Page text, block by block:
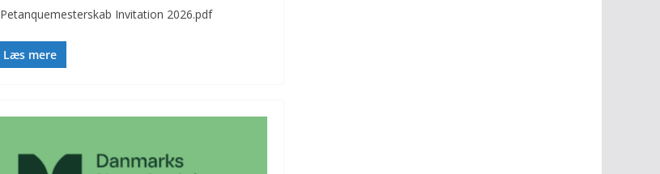
Petanquemesterskab Invitation 2026.pdf
Læs mere